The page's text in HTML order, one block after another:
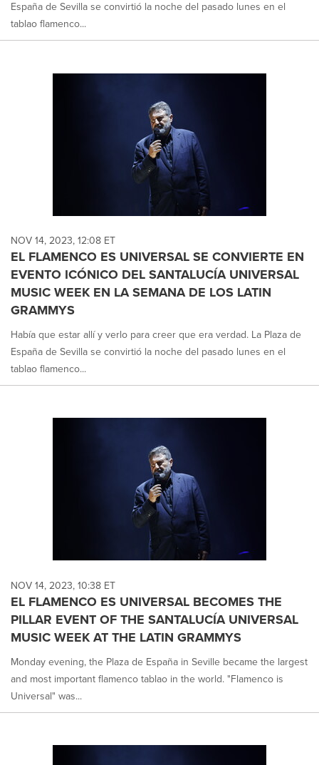
España de Sevilla se convirtió la noche del pasado lunes en el
tablao flamenco...
NOV 14, 2023, 12:08 ET
EL FLAMENCO ES UNIVERSAL SE CONVIERTE EN
EVENTO ICÓNICO DEL SANTALUCÍA UNIVERSAL
MUSIC WEEK EN LA SEMANA DE LOS LATIN
GRAMMYS
Había que estar allí y verlo para creer que era verdad. La Plaza de
España de Sevilla se convirtió la noche del pasado lunes en el
tablao flamenco...
NOV 14, 2023, 10:38 ET
EL FLAMENCO ES UNIVERSAL BECOMES THE
PILLAR EVENT OF THE SANTALUCÍA UNIVERSAL
MUSIC WEEK AT THE LATIN GRAMMYS
Monday evening, the Plaza de España in Seville became the largest
and most important flamenco tablao in the world. "Flamenco is
Universal" was...